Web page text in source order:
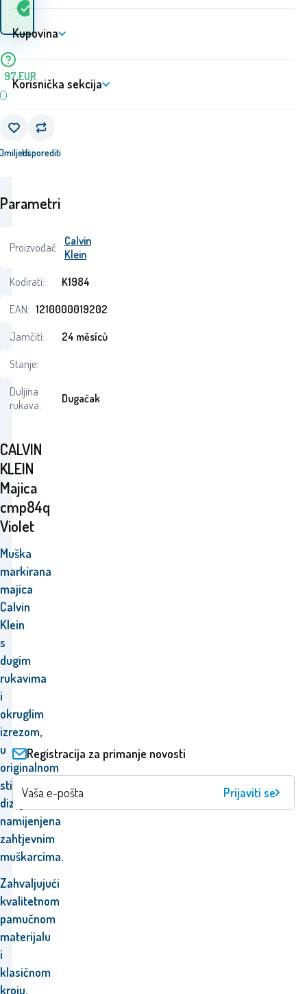
5+ ks robu? 12.08. - 13.08.
97 EUR
Usporediti
CALVIN
KLEIN
Majica
cmp84q
Violet
Muška
markirana
majica
Calvin
Klein
s
dugim
rukavima
i
okruglim
izrezom,
u
originalnom
stilskom
dizajnu,
namijenjena
zahtjevnim
muškarcima.
Zahvaljujući
kvalitetnom
pamučnom
materijalu
i
klasičnom
kroju,
Parametri
Proizvođač: Calvin
Klein
Kodirati:
K1984
EAN: 1210000019202
Jamčiti:
24 měsíců
Stanje:
Duljina
rukava:
Dugačak
Kupovina
Korisnička sekcija
Registracija za primanje novosti
Prijaviti se